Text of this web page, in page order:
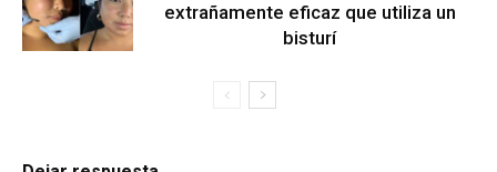
extrañamente eficaz que utiliza un
bisturí